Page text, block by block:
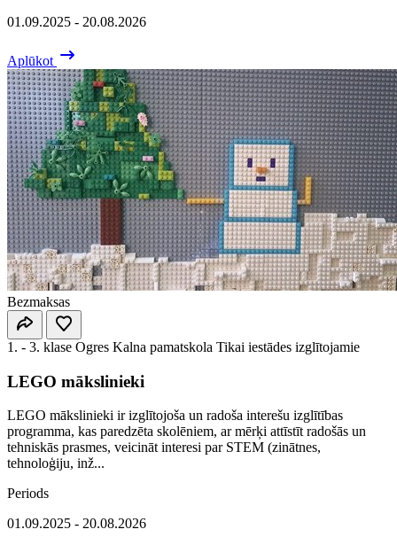
01.09.2025 - 20.08.2026
Aplūkot
Bezmaksas
1. - 3. klase Ogres Kalna pamatskola Tikai iestādes izglītojamie
LEGO mākslinieki
LEGO mākslinieki ir izglītojoša un radoša interešu izglītības
programma, kas paredzēta skolēniem, ar mērķi attīstīt radošās un
tehniskās prasmes, veicināt interesi par STEM (zinātnes,
tehnoloģiju, inž...
Periods
01.09.2025 - 20.08.2026